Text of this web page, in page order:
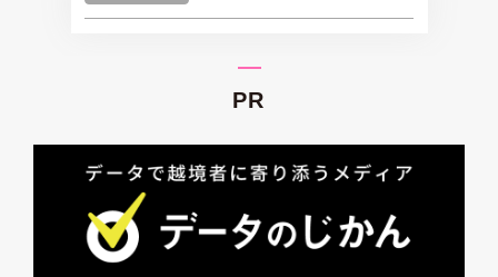
PR